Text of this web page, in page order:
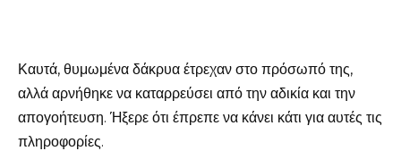
Καυτά, θυμωμένα δάκρυα έτρεχαν στο πρόσωπό της,
αλλά αρνήθηκε να καταρρεύσει από την αδικία και την
απογοήτευση. Ήξερε ότι έπρεπε να κάνει κάτι για αυτές τις
πληροφορίες.